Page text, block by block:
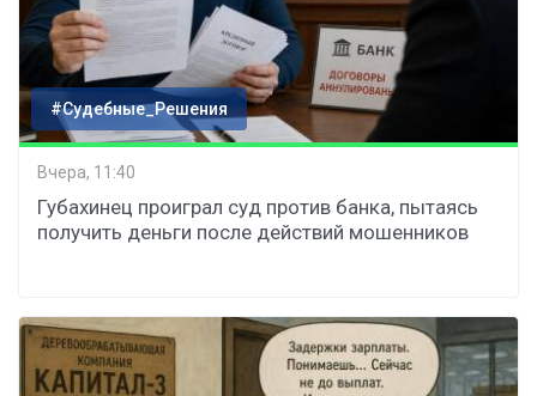
#Судебные_Решения
Вчера, 11:40
Губахинец проиграл суд против банка, пытаясь
получить деньги после действий мошенников